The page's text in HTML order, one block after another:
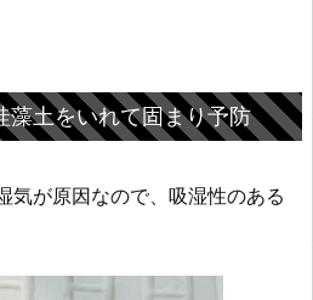
藻土をいれて固まり予防
気が原因なので、吸湿性のある